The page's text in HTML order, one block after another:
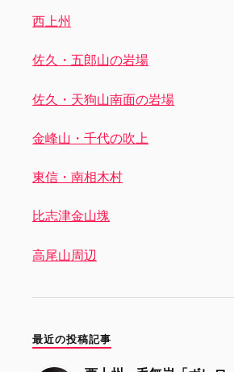
西上州
佐久・五郎山の岩場
佐久・天狗山南面の岩場
金峰山・千代の吹上
東信・南相木村
比志津金山塊
高尾山周辺
最近の投稿記事